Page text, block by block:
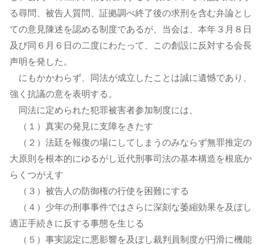
る尋問、被告人質問、証拠調べ終了後の求刑を含む弁論とし
ての意見陳述を認める制度であるが、当会は、本年３月８日
及び同６月６日の二度にわたって、この創設に反対する会長
声明を発した。
にもかかわらず、同法が成立したことは誠に遺憾であり、
強く抗議の意を表明する。
同法に定められた犯罪被害者参加制度には、
（１）真実の発見に支障をきたす
（２）法廷を報復の場にしてしまうのみならず無罪推定の
大原則を根本的にゆるがし近代刑事司法の基本構造を根底か
らくつがえす
（３）被告人の防御権の行使を困難にする
（４）少年の刑事事件ではさらに深刻な萎縮効果を及ぼし
適正手続きに反する事態を生じる
（５）事実認定に悪影響を及ぼし裁判員制度が円滑に機能